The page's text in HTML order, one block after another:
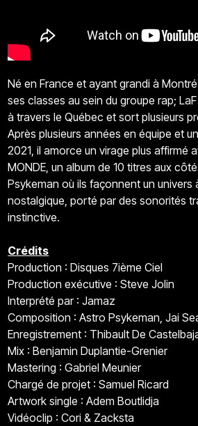
Né en France et ayant grandi à
ses classes au sein du groupe rap;
à travers le Québec et sort plusieurs
Après plusieurs années en équipe et
2021, il amorce un virage plus affirmé
MONDE, un album de 10 titres aux
Psykeman où ils façonnent un univers
nostalgique, porté par des sonorités
instinctive.
Crédits
Production : Disques 7ième Ciel
Production exécutive : Steve Jolin
Interprété par : Jamaz
Composition : Astro Psykeman, Jai
Enregistrement : Thibault De
Mix : Benjamin Duplantie-Grenier
Mastering : Gabriel Meunier
Chargé de projet : Samuel Ricard
Artwork single : Adem Boutlidja
Vidéoclip : Cori & Zacksta